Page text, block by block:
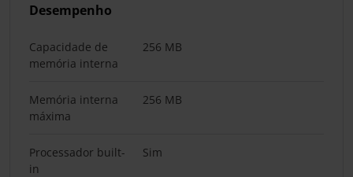
Desempenho
Capacidade de
memória interna
256 MB
Memória interna
máxima
256 MB
Processador built-
in
Sim